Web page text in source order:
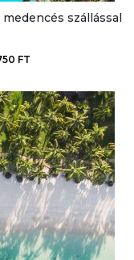
szállással
FT